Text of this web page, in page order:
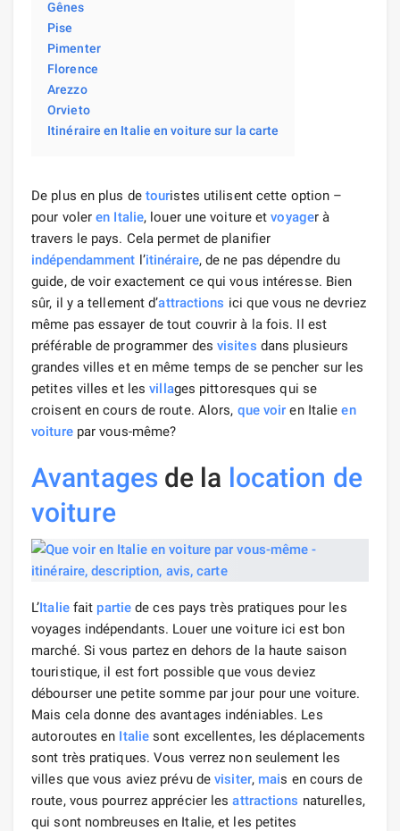
Gênes
Pise
Pimenter
Florence
Arezzo
Orvieto
Itinéraire en Italie en voiture sur la carte
De plus en plus de touristes utilisent cette option –
pour voleren Italie, louer une voiture etvoyager à
travers le pays. Cela permet de planifier
indépendamment l’itinéraire, de ne pas dépendre du
guide, de voir exactement ce qui vous intéresse. Bien
sûr, il y a tellement d’attractions ici que vous ne devriez
même pas essayer de tout couvrir à la fois. Il est
préférable de programmer des visites dans plusieurs
grandes villes et en même temps de se pencher sur les
petites villes et lesvillages pittoresques qui se
croisent en cours de route. Alors, que voir en Italieen
voiturepar vous-même?
Avantagesde la location de
voiture
L’Italiefait partie de ces pays très pratiques pour les
voyages indépendants. Louer une voiture ici est bon
marché. Si vous partez en dehors de la haute saison
touristique, il est fort possible que vous deviez
débourser une petite somme par jour pour une voiture.
Mais cela donne des avantages indéniables. Les
autoroutes en Italie sont excellentes, les déplacements
sont très pratiques. Vous verrez non seulement les
villes que vous aviez prévu devisiter, mais en cours de
route, vous pourrez apprécier lesattractions naturelles,
qui sont nombreuses en Italie, et les petites